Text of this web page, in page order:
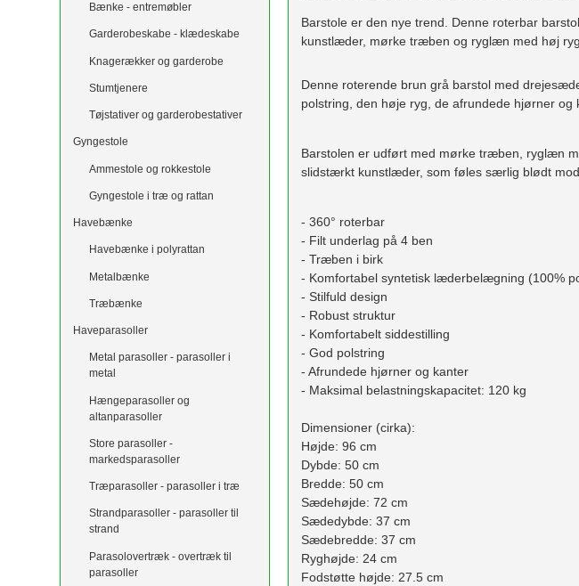
Bænke - entremøbler
Garderobeskabe - klædeskabe
Knagerækker og garderobe
Stumtjenere
Tøjstativer og garderobestativer
Gyngestole
Ammestole og rokkestole
Gyngestole i træ og rattan
Havebænke
Havebænke i polyrattan
Metalbænke
Træbænke
Haveparasoller
Metal parasoller - parasoller i
metal
Hængeparasoller og
altanparasoller
Store parasoller -
markedsparasoller
Træparasoller - parasoller i træ
Strandparasoller - parasoller til
strand
Parasolovertræk - overtræk til
parasoller
Barstole er den nye trend. Denne roterbar
kunstlæder, mørke træben og ryglæn med høj ryg.
Denne roterende brun grå barstol med
polstring, den høje ryg, de afrundede hjørner og
Barstolen er udført med mørke træben, ryglæn
slidstærkt kunstlæder, som føles særlig blødt mod
- 360° roterbar
- Filt underlag på 4 ben
- Træben i birk
- Komfortabel syntetisk læderbelægning (100%
- Stilfuld design
- Robust struktur
- Komfortabelt siddestilling
- God polstring
- Afrundede hjørner og kanter
- Maksimal belastningskapacitet: 120 kg
Dimensioner (cirka):
Højde: 96 cm
Dybde: 50 cm
Bredde: 50 cm
Sædehøjde: 72 cm
Sædedybde: 37 cm
Sædebredde: 37 cm
Ryghøjde: 24 cm
Fodstøtte højde: 27.5 cm